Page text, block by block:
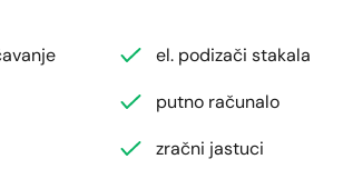
el. podizači stakala
putno računalo
zračni jastuci